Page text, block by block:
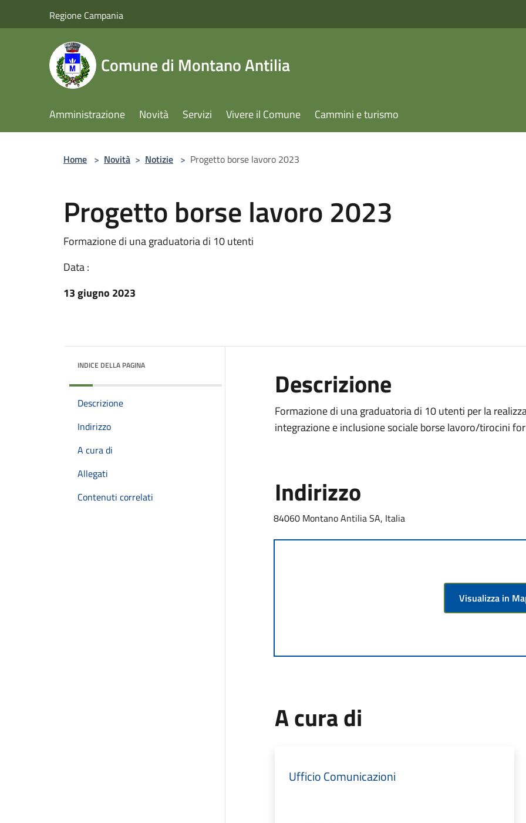
Regione Campania
Comune di Montano Antilia
Amministrazione Novità Servizi Vivere il Comune Cammini e turismo
Home > Novità > Notizie > Progetto borse lavoro 2023
Progetto borse lavoro 2023
Formazione di una graduatoria di 10 utenti
Data :
13 giugno 2023
INDICE DELLA PAGINA
Descrizione
Indirizzo
A cura di
Allegati
Contenuti correlati
Descrizione
Formazione di una graduatoria di 10 utenti per la
integrazione e inclusione sociale borse lavoro/tirocini
Indirizzo
84060 Montano Antilia SA, Italia
Visualizza in
A cura di
Ufficio Comunicazioni